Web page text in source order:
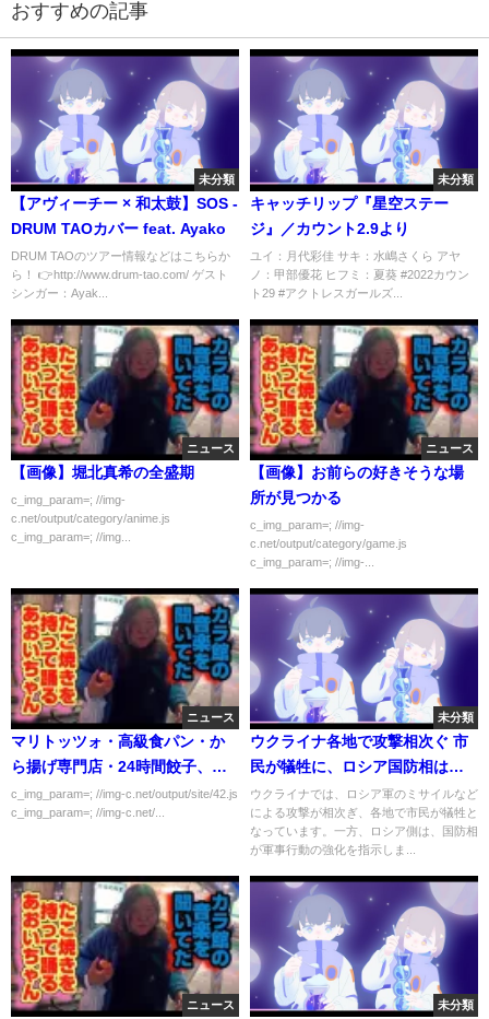
おすすめの記事
未分類
【アヴィーチー × 和太鼓】SOS -
DRUM TAOカバー feat. Ayako
DRUM TAOのツアー情報などはこちらか
ら！ 👉http://www.drum-tao.com/ ゲスト
シンガー：Ayak...
未分類
キャッチリップ『星空ステー
ジ』／カウント2.9より
ユイ：月代彩佳 サキ：水嶋さくら アヤ
ノ：甲部優花 ヒフミ：夏葵 #2022カウン
ト29 #アクトレスガールズ...
ニュース
【画像】堀北真希の全盛期
c_img_param=; //img-
c.net/output/category/anime.js
c_img_param=; //img...
ニュース
【画像】お前らの好きそうな場
所が見つかる
c_img_param=; //img-
c.net/output/category/game.js
c_img_param=; //img-...
ニュース
マリトッツォ・高級食パン・か
ら揚げ専門店・24時間餃子、全
部廃れる…
c_img_param=; //img-c.net/output/site/42.js
c_img_param=; //img-c.net/...
未分類
ウクライナ各地で攻撃相次ぐ 市
民が犠牲に、ロシア国防相は軍
事行動の強化を指示｜
TBS NEWS DIG
ウクライナでは、ロシア軍のミサイルなど
による攻撃が相次ぎ、各地で市民が犠牲と
なっています。一方、ロシア側は、国防相
が軍事行動の強化を指示しま...
ニュース 未分類